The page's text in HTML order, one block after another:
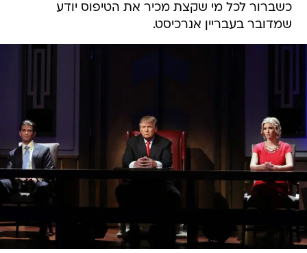
כשברור לכל מי שקצת מכיר את הטיפוס יודע
שמדובר בעבריין אנרכיסט.